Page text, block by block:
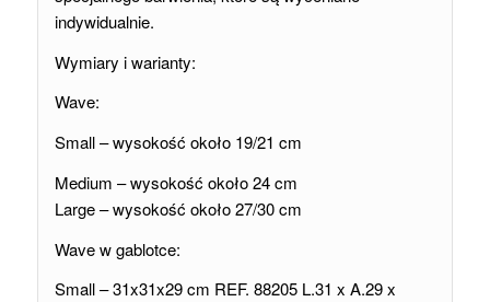
indywidualnie.
Wymiary i warianty:
Wave:
Small – wysokość około 19/21 cm
Medium – wysokość około 24 cm
Large – wysokość około 27/30 cm
Wave w gablotce:
Small – 31x31x29 cm REF. 88205 L.31 x A.29 x